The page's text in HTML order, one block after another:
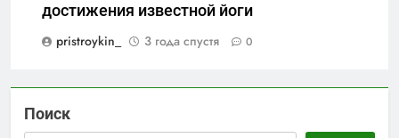
достижения известной йоги
pristroykin_
3 года спустя 0
Поиск